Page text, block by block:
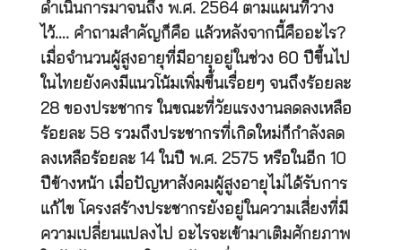
ดำเนินการมาจนถึง พ.ศ. 2564 ตามแผนที่วาง
ไว้…. คำถามสำคัญก็คือ แล้วหลังจากนี้คืออะไร?
เมื่อจำนวนผู้สูงอายุที่มีอายุอยู่ในช่วง 60 ปีขึ้นไป
ในไทยยังคงมีแนวโน้มเพิ่มขึ้นเรื่อยๆ จนถึงร้อยละ
28 ของประชากร ในขณะที่วัยแรงงานลดลงเหลือ
ร้อยละ 58 รวมถึงประชากรที่เกิดใหม่ก็กำลังลด
ลงเหลือร้อยละ 14 ในปี พ.ศ. 2575 หรือในอีก 10
ปีข้างหน้า เมื่อปัญหาสังคมผู้สูงอายุไม่ได้รับการ
แก้ไข โครงสร้างประชากรยังอยู่ในความเสี่ยงที่มี
ความเปลี่ยนแปลงไป อะไรจะเข้ามาเติมศักยภาพ